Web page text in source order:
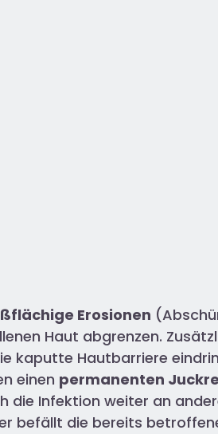
Erosionen
Haut abgrenzen.
kaputte Hautbarriere
einen permanenten
die Infektion weiter an
befällt die bereits